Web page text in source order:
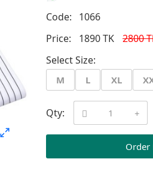
Code:
1066
Price:
1890 TK
2800
Select Size:
M L XL
Qty:
Order